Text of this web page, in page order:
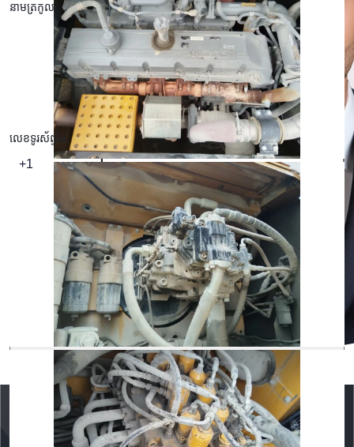
នាមត្រកូល
អាសយដ្ឋានអ៊ីមែល
លេខទូរស័ព្ទដៃ
+1
សំណួរ ឬមតិយោបល់របស់ខ្ញុំ
ដាក់ស្នើ
សេវាត្រួតពិនិត្យ
ទទួលបានការដកស្រង់តម្លៃដោយឥតគិតថ្លៃ